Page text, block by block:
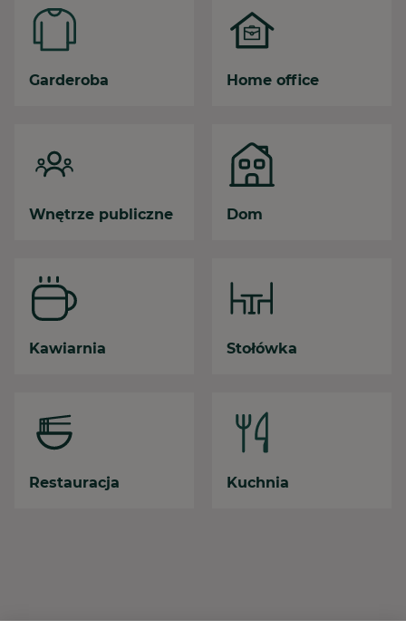
Garderoba Home office
Wnętrze publiczne Dom
Kawiarnia Stołówka
Restauracja Kuchnia